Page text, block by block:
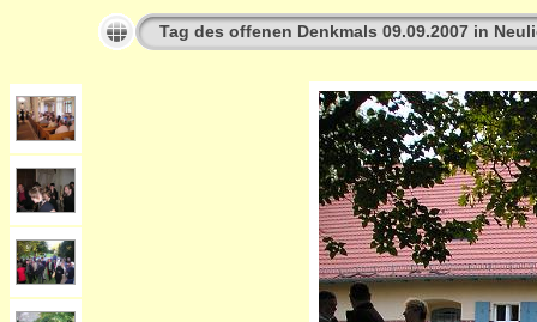
Tag des offenen Denkmals 09.09.2007 in